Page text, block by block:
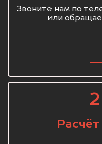
Звоните нам по
или